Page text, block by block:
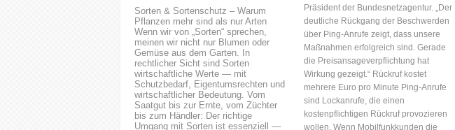
Biologie
BiologieBiophysikBiotechnologieMikrobiologiePflanzenbiotechnologie
Chemie Gesundheit
Information und Daten Wir
sind kommunikationsstark,
interessiert an Innovationen
sowie Erfindungen und...
Sorten & Sortenschutz – Warum
Pflanzen mehr sind als nur Arten
Wenn wir von „Sorten“ sprechen,
meinen wir nicht nur Blumen oder
Gemüse aus dem Garten. In
rechtlicher Sicht sind Sorten
wirtschaftliche Werte — mit
Schutzbedarf, Eigentumsrechten und
wirtschaftlicher Bedeutung. Vom
Saatgut bis zur Ernte, vom Züchter
bis zum Händler: Der richtige
Umgang mit Sorten ist essenziell —
Präsident der Bundesnetzagentur. „Der
deutliche Rückgang der Beschwerden
über Ping-Anrufe zeigt, dass unsere
Maßnahmen erfolgreich sind. Gerade
die Preisansageverpflichtung hat
Wirkung gezeigt.“ Rückruf kostet
mehrere Euro pro Minute Ping-Anrufe
sind Lockanrufe, die einen
kostenpflichtigen Rückruf provozieren
wollen. Wenn Mobilfunkkunden die